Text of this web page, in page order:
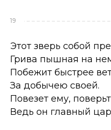
19
Этот зверь собой
Грива пышная на
Побежит быстрее
За добычею своей.
Повезет ему,
Ведь он главный